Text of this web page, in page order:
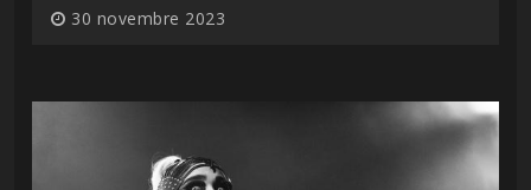
30 novembre 2023